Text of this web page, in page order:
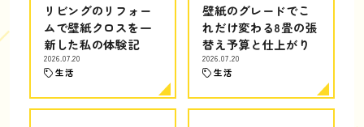
リビングのリフォー
ムで壁紙クロスを一
新した私の体験記
2026.07.20
生活
壁紙のグレードでこ
れだけ変わる8畳の張
替え予算と仕上がり
2026.07.20
生活